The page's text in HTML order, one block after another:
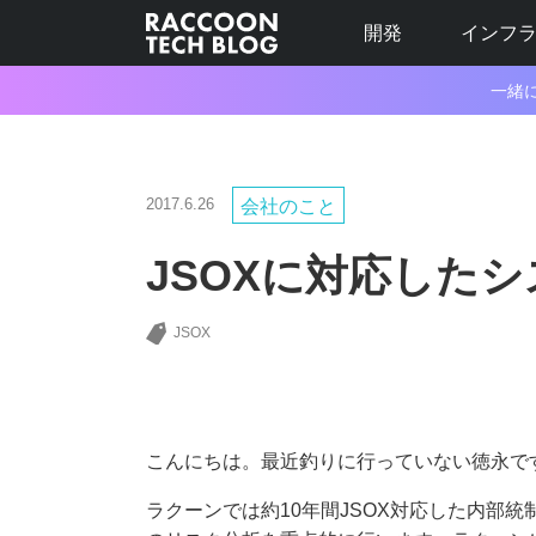
開発 インフラ
一緒
2017.6.26 会社のこと
JSOXに対応した
JSOX
こんにちは。最近釣りに行っていない徳永で
ラクーンでは約10年間JSOX対応した内部